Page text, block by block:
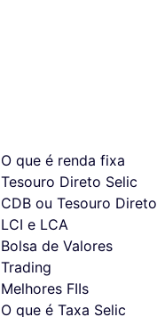
O que é renda fixa
Tesouro Direto Selic
CDB ou Tesouro Direto
LCI e LCA
Bolsa de Valores
Trading
Melhores FIIs
O que é Taxa Selic